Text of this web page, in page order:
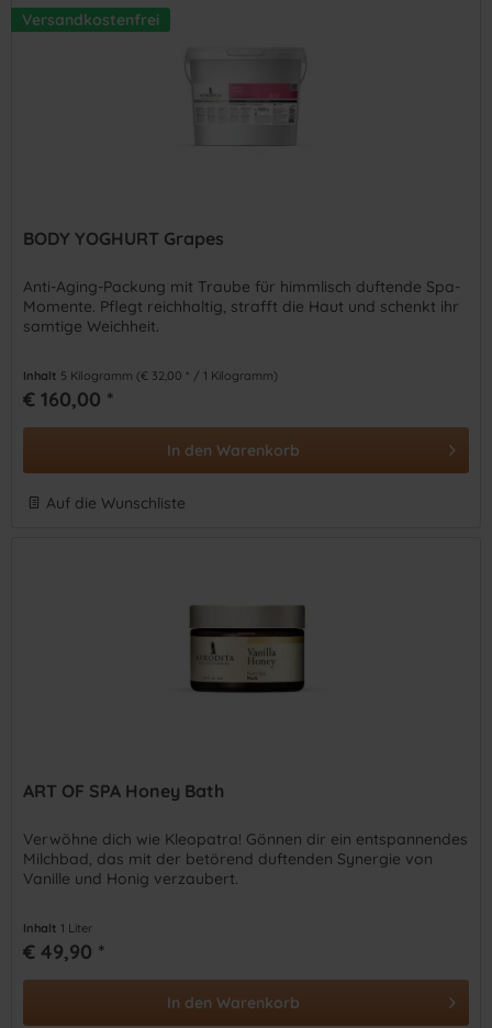
Versandkostenfrei
BODY YOGHURT Grapes
Anti-Aging-Packung mit Traube für himmlisch duftende Spa-
Momente. Pflegt reichhaltig, strafft die Haut und schenkt ihr
samtige Weichheit.
Inhalt 5 Kilogramm (€ 32,00 * / 1 Kilogramm)
€ 160,00 *
In den Warenkorb
Auf die Wunschliste
ART OF SPA Honey Bath
Verwöhne dich wie Kleopatra! Gönnen dir ein entspannendes
Milchbad, das mit der betörend duftenden Synergie von
Vanille und Honig verzaubert.
Inhalt 1 Liter
€ 49,90 *
In den Warenkorb